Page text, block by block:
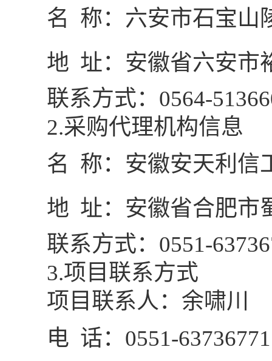
名 称： 六安市石宝山
地 址：安徽省六安市
联系方式： 0564-
2.采购代理机构信息
名 称： 安徽安天利信
地 址： 安徽省合肥市
联系方式： 0551-
3.项目联系方式
项目联系人： 余啸川
电 话： 0551-63736771